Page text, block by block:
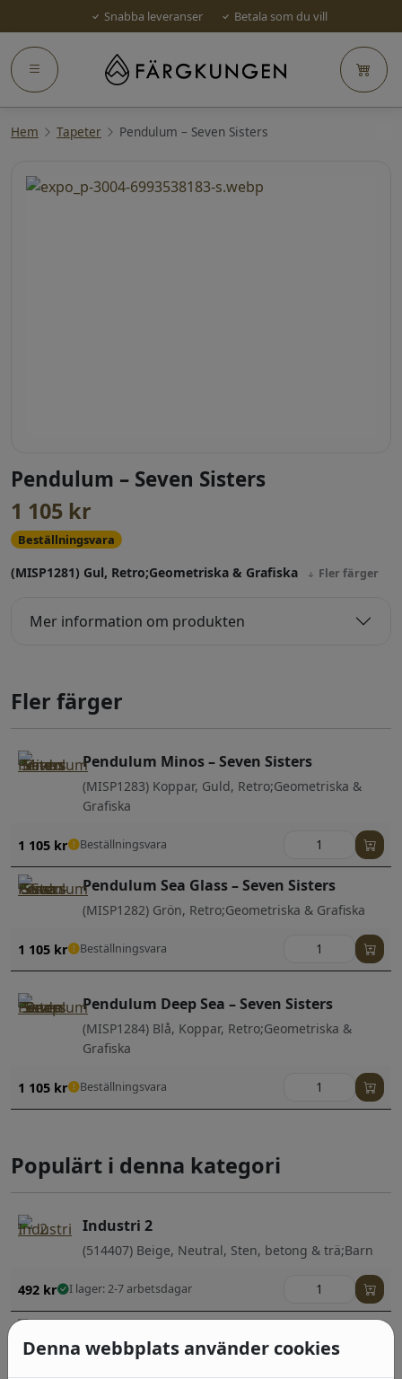
Snabba leveranser Betala som du vill
Hem Tapeter Pendulum – Seven Sisters
Pendulum – Seven Sisters
1 105 kr
Beställningsvara
(MISP1281) Gul, Retro;Geometriska & Grafiska Fler färger
Mer information om produkten
Fler färger
Pendulum Minos – Seven Sisters
(MISP1283) Koppar, Guld, Retro;Geometriska &
Grafiska
1 105 kr Beställningsvara
Pendulum Sea Glass – Seven Sisters
(MISP1282) Grön, Retro;Geometriska & Grafiska
1 105 kr Beställningsvara
Pendulum Deep Sea – Seven Sisters
(MISP1284) Blå, Koppar, Retro;Geometriska &
Grafiska
1 105 kr Beställningsvara
Populärt i denna kategori
Industri 2
(514407) Beige, Neutral, Sten, betong & trä;Barn
492 kr I lager: 2-7 arbetsdagar
(428049) Grå, Beige, Sten, betong & trä;Barn
Denna webbplats använder cookies